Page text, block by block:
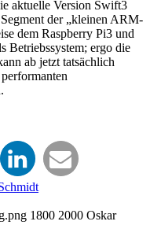
aktuelle Version Swift3
der „kleinen ARM-
dem Raspberry Pi3 und
Betriebssystem; ergo die
ab jetzt tatsächlich
1800 2000 Oskar